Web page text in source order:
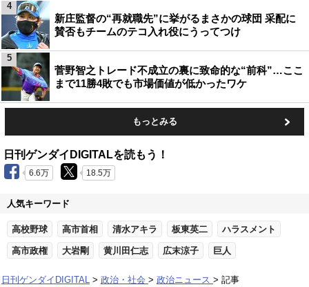
新庄監督の“再就職先”に挙がるまさかの球団 采配に
賛否もチームのテコ入れ役にうってつけ
4
菅野智之トレード不成立の裏に致命的な“前科”…ここ
まで11勝4敗でも市場価値が低かったワケ
5
もっとみる
日刊ゲンダイDIGITALを読もう！
6.6万 18.5万
人気キーワード
高校野球 高市首相 清水アキラ 板東英二 ハラスメント
高市政権 大岩剛 黄川田仁志 広末涼子 巨人
日刊ゲンダイDIGITAL 政治・社会 政治ニュース 記事